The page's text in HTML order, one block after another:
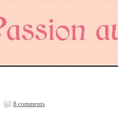
8 comments